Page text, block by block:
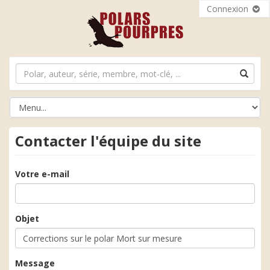
Connexion
Contacter l'équipe du site
Votre e-mail
Objet
Message